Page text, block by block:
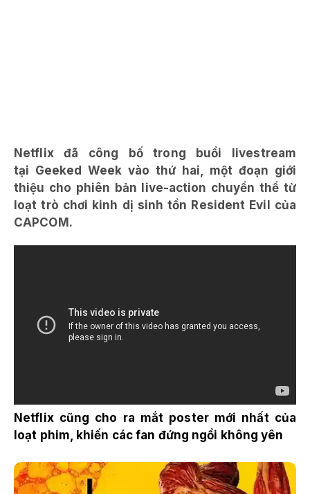
Netflix đã công bố trong buổi livestream
tại Geeked Week vào thứ hai, một đoạn giới
thiệu cho phiên bản live-action chuyển thể từ
loạt trò chơi kinh dị sinh tồn Resident Evil của
CAPCOM.
Netflix cũng cho ra mắt poster mới nhất của
loạt phim, khiến các fan đứng ngồi không yên